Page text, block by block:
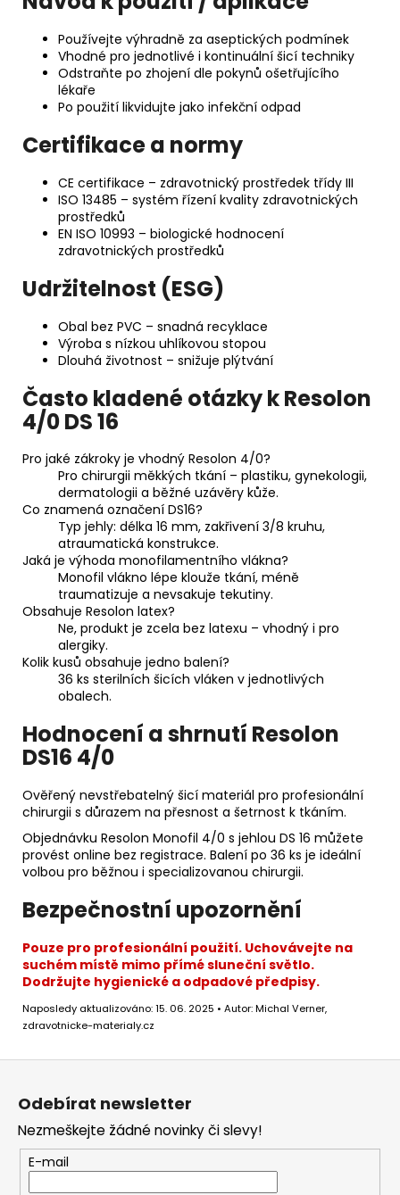
Používejte výhradně za aseptických podmínek
Vhodné pro jednotlivé i kontinuální šicí techniky
Odstraňte po zhojení dle pokynů ošetřujícího
lékaře
Po použití likvidujte jako infekční odpad
Certifikace a normy
CE certifikace – zdravotnický prostředek třídy III
ISO 13485 – systém řízení kvality zdravotnických
prostředků
EN ISO 10993 – biologické hodnocení
zdravotnických prostředků
Udržitelnost (ESG)
Obal bez PVC – snadná recyklace
Výroba s nízkou uhlíkovou stopou
Dlouhá životnost – snižuje plýtvání
Často kladené otázky k Resolon
4/0 DS 16
Pro jaké zákroky je vhodný Resolon 4/0?
Pro chirurgii měkkých tkání – plastiku, gynekologii,
dermatologii a běžné uzávěry kůže.
Co znamená označení DS16?
Typ jehly: délka 16 mm, zakřivení 3/8 kruhu,
atraumatická konstrukce.
Jaká je výhoda monofilamentního vlákna?
Monofil vlákno lépe klouže tkání, méně
traumatizuje a nevsakuje tekutiny.
Obsahuje Resolon latex?
Ne, produkt je zcela bez latexu – vhodný i pro
alergiky.
Kolik kusů obsahuje jedno balení?
36 ks sterilních šicích vláken v jednotlivých
obalech.
Hodnocení a shrnutí Resolon
DS16 4/0
Ověřený nevstřebatelný šicí materiál pro profesionální
chirurgii s důrazem na přesnost a šetrnost k tkáním.
Objednávku Resolon Monofil 4/0 s jehlou DS 16 můžete
provést online bez registrace. Balení po 36 ks je ideální
volbou pro běžnou i specializovanou chirurgii.
Bezpečnostní upozornění
Pouze pro profesionální použití. Uchovávejte na
suchém místě mimo přímé sluneční světlo.
Dodržujte hygienické a odpadové předpisy.
Naposledy aktualizováno: 15. 06. 2025 • Autor: Michal Verner,
zdravotnicke-materialy.cz
Z
Odebírat newsletter
Nezmeškejte žádné novinky či slevy!
E-mail